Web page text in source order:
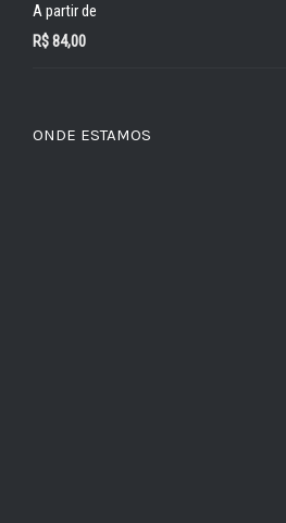
A partir de
R$84,00
ONDE ESTAMOS